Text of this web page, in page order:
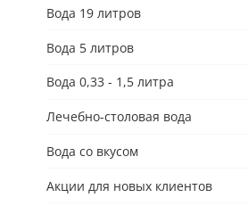
Вода 19 литров
Вода 5 литров
Вода 0,33 - 1,5 литра
Лечебно-столовая вода
Вода со вкусом
Акции для новых клиентов